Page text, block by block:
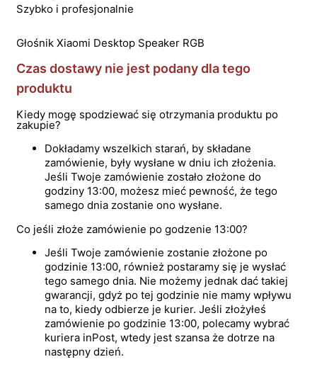
Szybko i profesjonalnie
Głośnik Xiaomi Desktop Speaker RGB
Czas dostawy nie jest podany dla tego
produktu
Kiedy mogę spodziewać się otrzymania produktu po
zakupie?
Dokładamy wszelkich starań, by składane
zamówienie, były wysłane w dniu ich złożenia.
Jeśli Twoje zamówienie zostało złożone do
godziny 13:00, możesz mieć pewność, że tego
samego dnia zostanie ono wysłane.
Co jeśli złoże zamówienie po godzenie 13:00?
Jeśli Twoje zamówienie zostanie złożone po
godzinie 13:00, również postaramy się je wysłać
tego samego dnia. Nie możemy jednak dać takiej
gwarancji, gdyż po tej godzinie nie mamy wpływu
na to, kiedy odbierze je kurier. Jeśli złożyłeś
zamówienie po godzinie 13:00, polecamy wybrać
kuriera inPost, wtedy jest szansa że dotrze na
następny dzień.